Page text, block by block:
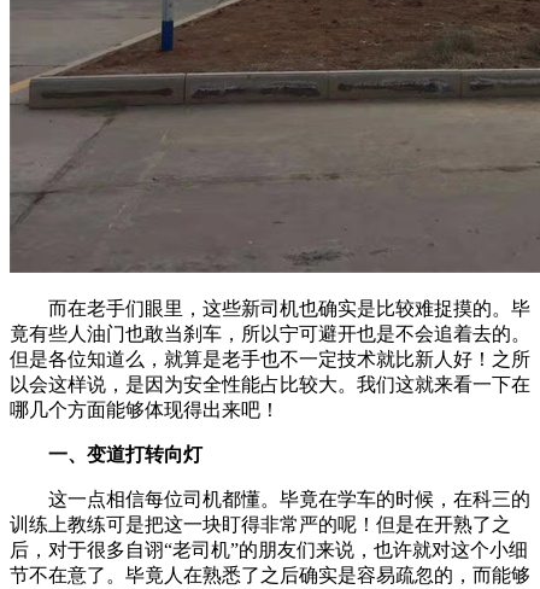
而在老手们眼里，这些新司机也确实是比较难捉摸的。毕
竟有些人油门也敢当刹车，所以宁可避开也是不会追着去的。
但是各位知道么，就算是老手也不一定技术就比新人好！之所
以会这样说，是因为安全性能占比较大。我们这就来看一下在
哪几个方面能够体现得出来吧！
一、变道打转向灯
这一点相信每位司机都懂。毕竟在学车的时候，在科三的
训练上教练可是把这一块盯得非常严的呢！但是在开熟了之
后，对于很多自诩“老司机”的朋友们来说，也许就对这个小细
节不在意了。毕竟人在熟悉了之后确实是容易疏忽的，而能够